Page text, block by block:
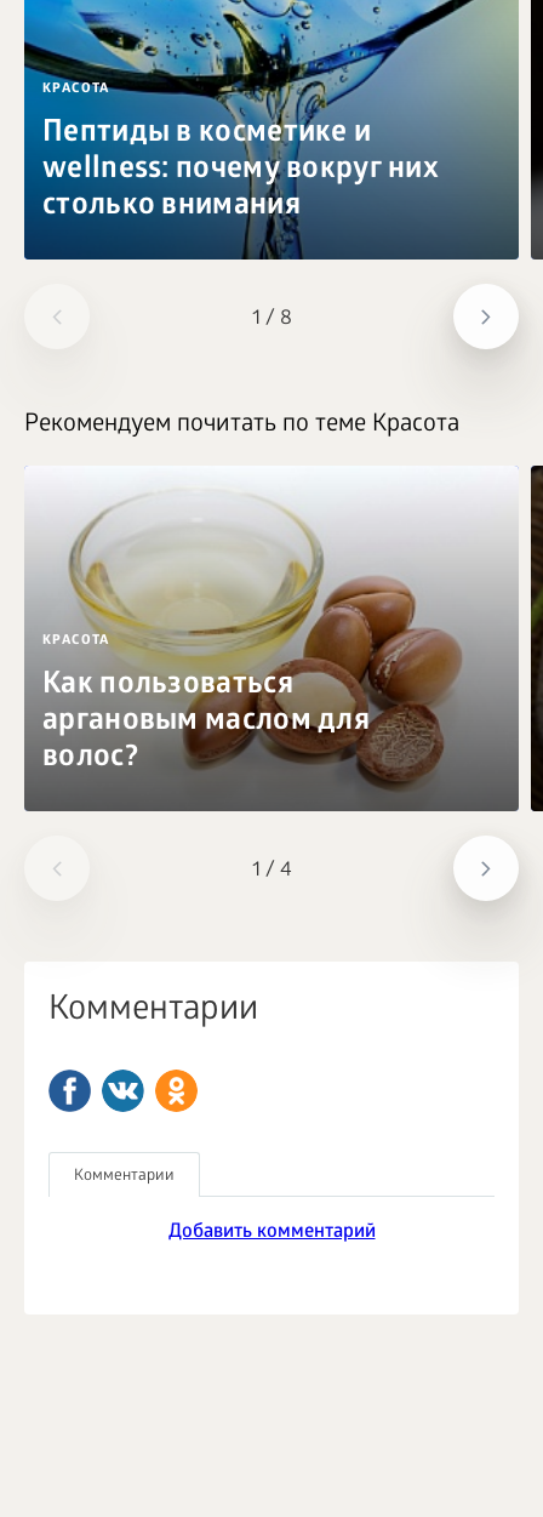
1 / 8
КРАСОТА
Пептиды в косметике и
wellness: почему вокруг них
столько внимания
1 / 4
Рекомендуем почитать по теме Красота
КРАСОТА
Как пользоваться
аргановым маслом для
волос?
Комментарии
Комментарии
Добавить комментарий